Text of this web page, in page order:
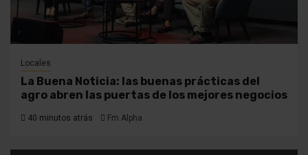
Locales
La Buena Noticia: las buenas prácticas del
agro abren las puertas de los mejores negocios
40 minutos atrás Fm Alpha